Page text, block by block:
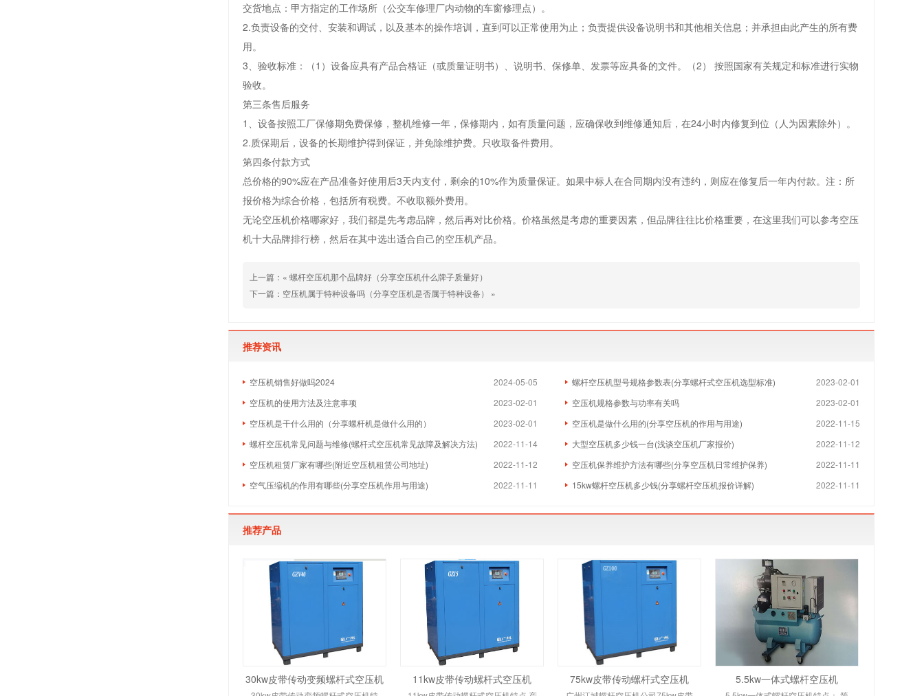
交货地点：甲方指定的工作场所（公交车修理厂内动物的车窗修理点）。
2.负责设备的交付、安装和调试，以及基本的操作培训，直到可以正常使用为止；负责提供设备说明书和其他相关信息；并承担由此产生的所有费
用。
3、验收标准：（1）设备应具有产品合格证（或质量证明书）、说明书、保修单、发票等应具备的文件。（2） 按照国家有关规定和标准进行实物
验收。
第三条售后服务
1、设备按照工厂保修期免费保修，整机维修一年，保修期内，如有质量问题，应确保收到维修通知后，在24小时内修复到位（人为因素除外）。
2.质保期后，设备的长期维护得到保证，并免除维护费。只收取备件费用。
第四条付款方式
总价格的90%应在产品准备好使用后3天内支付，剩余的10%作为质量保证。如果中标人在合同期内没有违约，则应在修复后一年内付款。注：所
报价格为综合价格，包括所有税费。不收取额外费用。
无论空压机价格哪家好，我们都是先考虑品牌，然后再对比价格。价格虽然是考虑的重要因素，但品牌往往比价格重要，在这里我们可以参考空压
机十大品牌排行榜，然后在其中选出适合自己的空压机产品。
上一篇：« 螺杆空压机那个品牌好（分享空压机什么牌子质量好）
下一篇： 空压机属于特种设备吗（分享空压机是否属于特种设备） »
推荐资讯
2024-05-05
空压机销售好做吗2024 2023-02-01
螺杆空压机型号规格参数表(分享螺杆式空压机选型标准)
2023-02-01
空压机的使用方法及注意事项 2023-02-01
空压机规格参数与功率有关吗
2023-02-01
空压机是干什么用的（分享螺杆机是做什么用的） 2022-11-15
空压机是做什么用的(分享空压机的作用与用途)
2022-11-14
螺杆空压机常见问题与维修(螺杆式空压机常见故障及解决方法) 2022-11-12
大型空压机多少钱一台(浅谈空压机厂家报价)
2022-11-12
空压机租赁厂家有哪些(附近空压机租赁公司地址) 2022-11-11
空压机保养维护方法有哪些(分享空压机日常维护保养)
2022-11-11
空气压缩机的作用有哪些(分享空压机作用与用途) 2022-11-11
15kw螺杆空压机多少钱(分享螺杆空压机报价详解)
推荐产品
30kw皮带传动变频螺杆式空压机 11kw皮带传动螺杆式空压机 75kw皮带传动螺杆式空压机 5.5kw一体式螺杆空压机